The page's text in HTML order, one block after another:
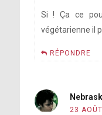
Si ! Ça ce
végétarienne il
RÉPONDRE
23